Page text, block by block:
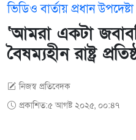
ভিডিও বার্তায় প্রধান উপদেষ্টা
‘আমরা একটা
বৈষম্যহীন রাষ্ট্র
নিজস্ব প্রতিবেদক
প্রকাশিত:৫ আগষ্ট ২০২৫, ০০:৪৭